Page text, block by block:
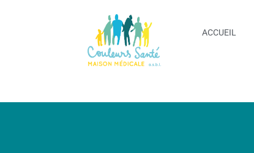
ACCUEIL